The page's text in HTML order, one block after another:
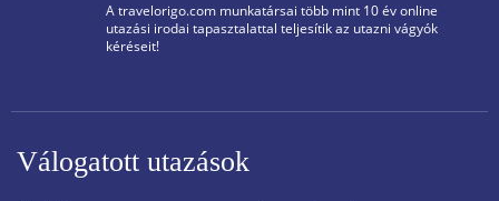
A travelorigo.com munkatársai több mint 10 év online
utazási irodai tapasztalattal teljesítik az utazni vágyók
kéréseit!
Válogatott utazások